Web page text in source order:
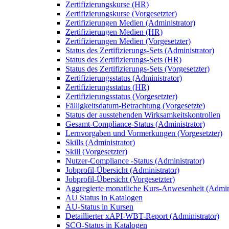
Zertifizierungskurse (HR)
Zertifizierungskurse (Vorgesetzter)
Zertifizierungen Medien (Administrator)
Zertifizierungen Medien (HR)
Zertifizierungen Medien (Vorgesetzter)
Status des Zertifizierungs-Sets (Administrator)
Status des Zertifizierungs-Sets (HR)
Status des Zertifizierungs-Sets (Vorgesetzter)
Zertifizierungsstatus (Administrator)
Zertifizierungsstatus (HR)
Zertifizierungsstatus (Vorgesetzter)
Fälligkeitsdatum-Betrachtung (Vorgesetzte)
Status der ausstehenden Wirksamkeitskontrollen
Gesamt-Compliance-Status (Administrator)
Lernvorgaben und Vormerkungen (Vorgesetzter)
Skills (Administrator)
Skill (Vorgesetzter)
Nutzer-Compliance -Status (Administrator)
Jobprofil-Übersicht (Administrator)
Jobprofil-Übersicht (Vorgesetzter)
Aggregierte monatliche Kurs-Anwesenheit
AU Status in Katalogen
AU-Status in Kursen
Detaillierter xAPI-WBT-Report (Administrator)
SCO-Status in Katalogen